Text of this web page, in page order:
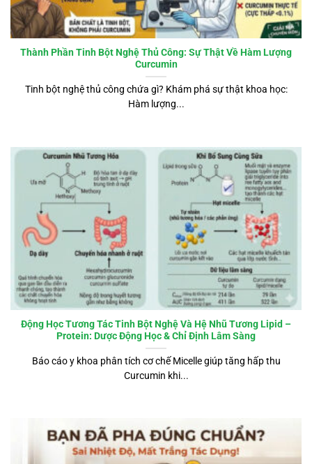
Thành Phần Tinh Bột Nghệ Thủ Công: Sự Thật Về Hàm Lượng
Curcumin
Tinh bột nghệ thủ công chứa gì? Khám phá sự thật khoa học:
Hàm lượng...
Động Học Tương Tác Tinh Bột Nghệ Và Hệ Nhũ Tương Lipid –
Protein: Dược Động Học & Chỉ Định Lâm Sàng
Báo cáo y khoa phân tích cơ chế Micelle giúp tăng hấp thu
Curcumin khi...